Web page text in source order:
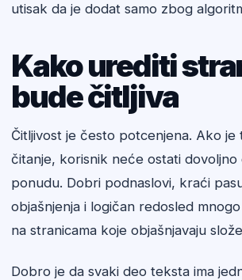
utisak da je dodat samo zbog
Kako urediti
bude čitljiva
Čitljivost je često potcenjena. Ako
čitanje, korisnik neće ostati dovoljno
ponudu. Dobri podnaslovi, kraći
objašnjenja i logičan redosled
na stranicama koje objašnjavaju
Dobro je da svaki deo teksta ima